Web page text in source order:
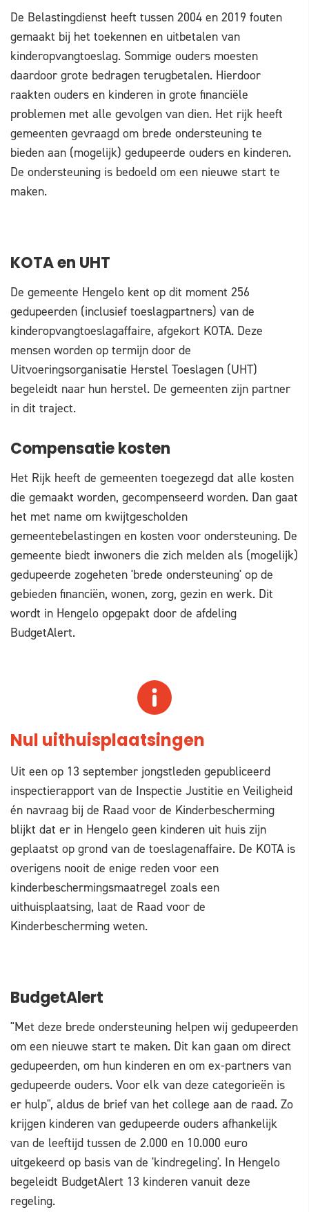
De Belastingdienst heeft tussen 2004 en 2019 fouten
gemaakt bij het toekennen en uitbetalen van
kinderopvangtoeslag. Sommige ouders moesten
daardoor grote bedragen terugbetalen. Hierdoor
raakten ouders en kinderen in grote financiële
problemen met alle gevolgen van dien. Het rijk heeft
gemeenten gevraagd om brede ondersteuning te
bieden aan (mogelijk) gedupeerde ouders en kinderen.
De ondersteuning is bedoeld om een nieuwe start te
maken.
KOTA en UHT
De gemeente Hengelo kent op dit moment 256
gedupeerden (inclusief toeslagpartners) van de
kinderopvangtoeslagaffaire, afgekort KOTA. Deze
mensen worden op termijn door de
Uitvoeringsorganisatie Herstel Toeslagen (UHT)
begeleidt naar hun herstel. De gemeenten zijn partner
in dit traject.
Compensatie kosten
Het Rijk heeft de gemeenten toegezegd dat alle kosten
die gemaakt worden, gecompenseerd worden. Dan gaat
het met name om kwijtgescholden
gemeentebelastingen en kosten voor ondersteuning. De
gemeente biedt inwoners die zich melden als (mogelijk)
gedupeerde zogeheten 'brede ondersteuning' op de
gebieden financiën, wonen, zorg, gezin en werk. Dit
wordt in Hengelo opgepakt door de afdeling
BudgetAlert.
Nul uithuisplaatsingen
Uit een op 13 september jongstleden gepubliceerd
inspectierapport van de Inspectie Justitie en Veiligheid
én navraag bij de Raad voor de Kinderbescherming
blijkt dat er in Hengelo geen kinderen uit huis zijn
geplaatst op grond van de toeslagenaffaire. De KOTA is
overigens nooit de enige reden voor een
kinderbeschermingsmaatregel zoals een
uithuisplaatsing, laat de Raad voor de
Kinderbescherming weten.
BudgetAlert
"Met deze brede ondersteuning helpen wij gedupeerden
om een nieuwe start te maken. Dit kan gaan om direct
gedupeerden, om hun kinderen en om ex-partners van
gedupeerde ouders. Voor elk van deze categorieën is
er hulp", aldus de brief van het college aan de raad. Zo
krijgen kinderen van gedupeerde ouders afhankelijk
van de leeftijd tussen de 2.000 en 10.000 euro
uitgekeerd op basis van de 'kindregeling'. In Hengelo
begeleidt BudgetAlert 13 kinderen vanuit deze
regeling.